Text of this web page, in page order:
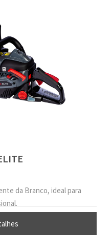
da Branco, ideal para